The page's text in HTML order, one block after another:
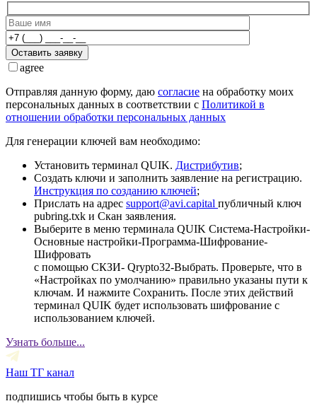
Оставить заявку
agree
Отправляя данную форму, даю согласие на обработку моих
персональных данных в соответствии с Политикой в
отношении обработки персональных данных
Для генерации ключей вам необходимо:
Установить терминал QUIK. Дистрибутив;
Создать ключи и заполнить заявление на регистрацию.
Инструкция по созданию ключей;
Прислать на адрес support@avi.capital публичный ключ
pubring.txk и Скан заявления.
Выберите в меню терминала QUIK Система-Настройки-
Основные настройки-Программа-Шифрование-
Шифровать
с помощью СКЗИ- Qrypto32-Выбрать. Проверьте, что в
«Настройках по умолчанию» правильно указаны пути к
ключам. И нажмите Сохранить. После этих действий
терминал QUIK будет использовать шифрование с
использованием ключей.
Узнать больше...
Наш ТГ канал
подпишись чтобы быть в курсе